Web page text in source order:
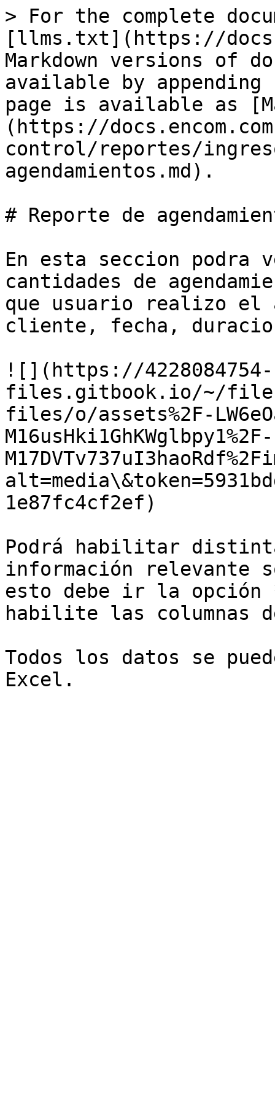
> For the complete
[llms.txt](https://
Markdown versions of
available by
page is available as
(https://
control/reportes/
agendamientos.md).
# Reporte de
En esta seccion podra
cantidades de
que usuario realizo el
cliente, fecha,
![](https://4228084754-
files.gitbook.io/~/
files/o/assets%2F-
M16usHki1GhKWglbpy1%2F-
1e87fc4cf2ef)
Podrá habilitar
información relevante
esto debe ir la opción
habilite las columnas
Todos los datos se